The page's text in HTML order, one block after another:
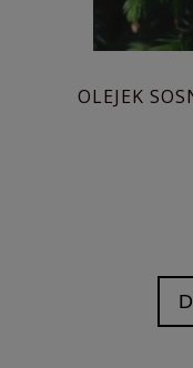
OLEJEK